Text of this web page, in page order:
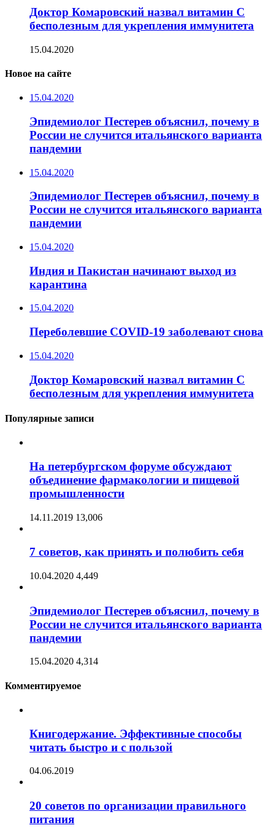
Доктор Комаровский назвал витамин C
бесполезным для укрепления иммунитета
15.04.2020
Новое на сайте
15.04.2020
Эпидемиолог Пестерев объяснил, почему в
России не случится итальянского варианта
пандемии
15.04.2020
Эпидемиолог Пестерев объяснил, почему в
России не случится итальянского варианта
пандемии
15.04.2020
Индия и Пакистан начинают выход из
карантина
15.04.2020
Переболевшие COVID-19 заболевают снова
15.04.2020
Доктор Комаровский назвал витамин C
бесполезным для укрепления иммунитета
Популярные записи
На петербургском форуме обсуждают
объединение фармакологии и пищевой
промышленности
14.11.2019 13,006
7 советов, как принять и полюбить себя
10.04.2020 4,449
Эпидемиолог Пестерев объяснил, почему в
России не случится итальянского варианта
пандемии
15.04.2020 4,314
Комментируемое
Книгодержание. Эффективные способы
читать быстро и с пользой
04.06.2019
20 советов по организации правильного
питания